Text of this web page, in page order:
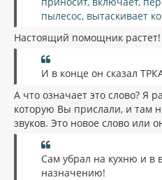
пылесос, вытаскивает
Настоящий помощник растет!
И в конце он сказал
А что означает это слово? Я
которую Вы прислали, и там
звуков. Это новое слово или
Сам убрал на кухню и в
назначению!